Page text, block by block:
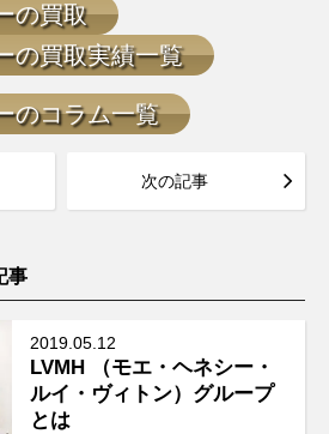
の買取
の買取実績一覧
のコラム一覧
次の記事
事
2019.05.12
LVMH （モエ・ヘネシー・
ルイ・ヴィトン）グループ
とは